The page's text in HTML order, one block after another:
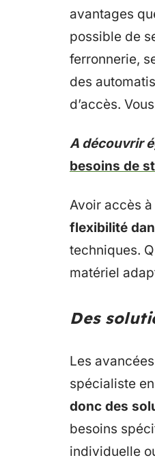
avantages
possible de
ferronnerie,
des
d’accès.
A découvrir
besoins de
Avoir accès
flexibilité
techniques.
matériel
Des
Les
spécialiste
donc des
besoins
individuelle